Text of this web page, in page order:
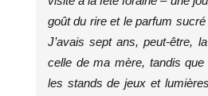
goût du rire et le parfum
J’avais sept ans, peut-être,
celle de ma mère, tandis que
les stands de jeux et